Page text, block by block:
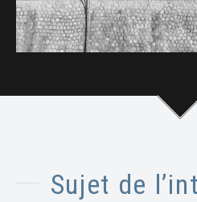
Sujet de